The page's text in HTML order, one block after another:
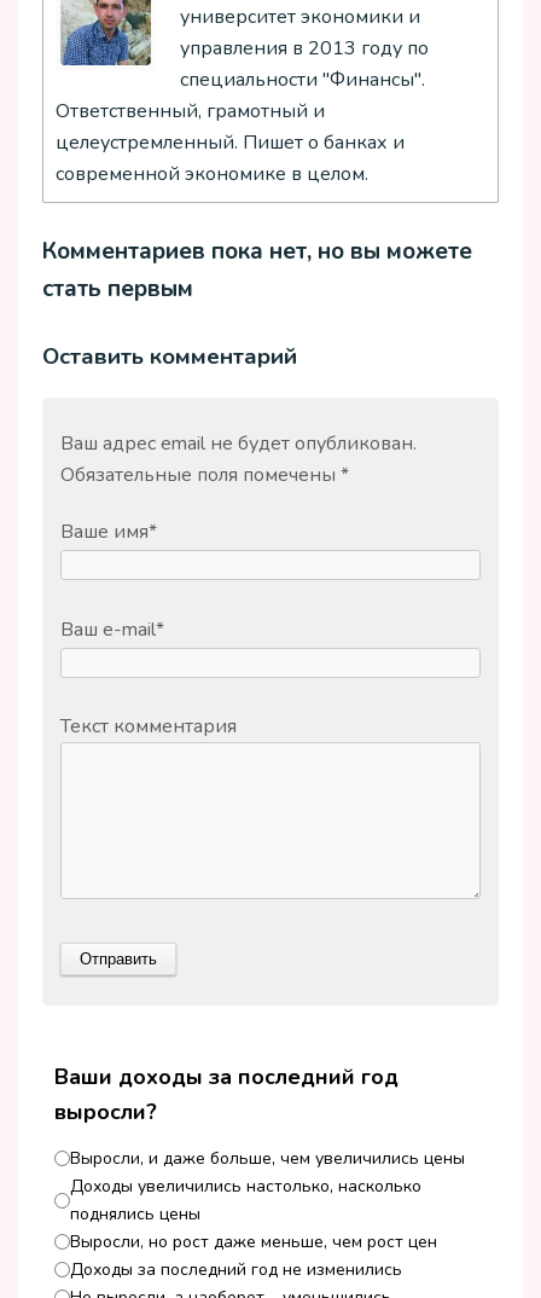
университет экономики и
управления в 2013 году по
специальности "Финансы".
Ответственный, грамотный и
целеустремленный. Пишет о банках и
современной экономике в целом.
Комментариев пока нет, но вы можете
стать первым
Оставить комментарий
Ваш адрес email не будет опубликован.
Обязательные поля помечены *
Ваше имя*
Ваш e-mail*
Текст комментария
Ваши доходы за последний год
выросли?
Выросли, и даже больше, чем увеличились цены
Доходы увеличились настолько, насколько
поднялись цены
Выросли, но рост даже меньше, чем рост цен
Доходы за последний год не изменились